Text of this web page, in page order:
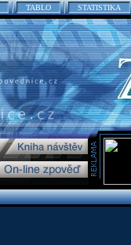
TABLO STATISTIKA